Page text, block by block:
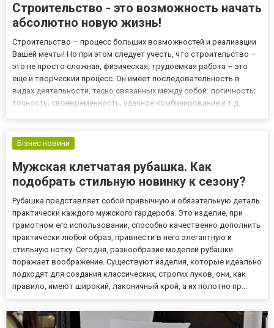
Строительство - это возможность начать
абсолютно новую жизнь!
Строительство – процесс больших возможностей и реализации
Вашей мечты! Но при этом следует учесть, что строительство –
это не просто сложная, физическая, трудоемкая работа – это
еще и творческий процесс. Он имеет последовательность в
видах деятельности, тесно связанных между собой: логичность;
точность; своевременность; удачное комбинирование и т.д.
Бізнес новини
Мужская клетчатая рубашка. Как
подобрать стильную новинку к сезону?
Рубашка представляет собой привычную и обязательную деталь
практически каждого мужского гардероба. Это изделие, при
грамотном его использовании, способно качественно дополнить
практически любой образ, привнести в него элегантную и
стильную нотку. Сегодня, разнообразие моделей рубашки
поражает воображение. Существуют изделия, которые идеально
подходят для создания классических, строгих луков, они, как
правило, имеют широкий, лаконичный крой, а их полотно пр...